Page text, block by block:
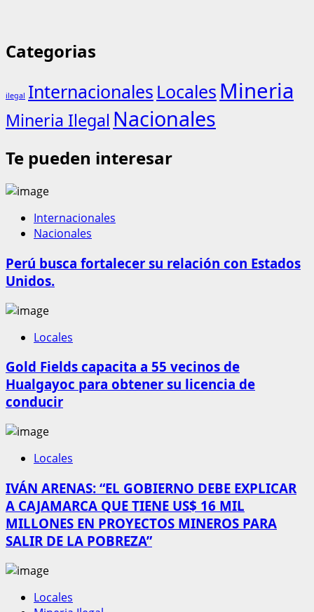
Categorias
ilegal Internacionales Locales Mineria
Mineria Ilegal Nacionales
Te pueden interesar
Internacionales
Nacionales
Perú busca fortalecer su relación con Estados
Unidos.
Locales
Gold Fields capacita a 55 vecinos de
Hualgayoc para obtener su licencia de
conducir
Locales
IVÁN ARENAS: “EL GOBIERNO DEBE EXPLICAR
A CAJAMARCA QUE TIENE US$ 16 MIL
MILLONES EN PROYECTOS MINEROS PARA
SALIR DE LA POBREZA”
Locales